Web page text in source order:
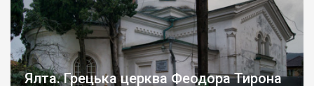
Ялта. Грецька церква Феодора Тирона